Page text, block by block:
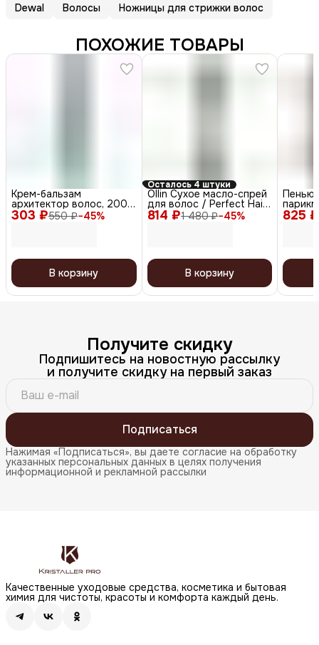
Dewal Волосы Ножницы для стрижки волос
ПОХОЖИЕ ТОВАРЫ
303 ₽550 ₽−45%
Крем-бальзам
архитектор волос, 200
мл
В корзину
Осталось 4 штуки
814 ₽1 480 ₽−45%
Ollin Сухое масло-спрей
для волос / Perfect Hair,
200 мл
В корзину
825 ₽
Получите скидку
Подпишитесь на новостную рассылку
и получите скидку на первый заказ
Подписаться
Нажимая «Подписаться», вы даете согласие на обработку
указанных персональных данных в целях получения
информационной и рекламной рассылки
Качественные уходовые средства, косметика и бытовая
химия для чистоты, красоты и комфорта каждый день.